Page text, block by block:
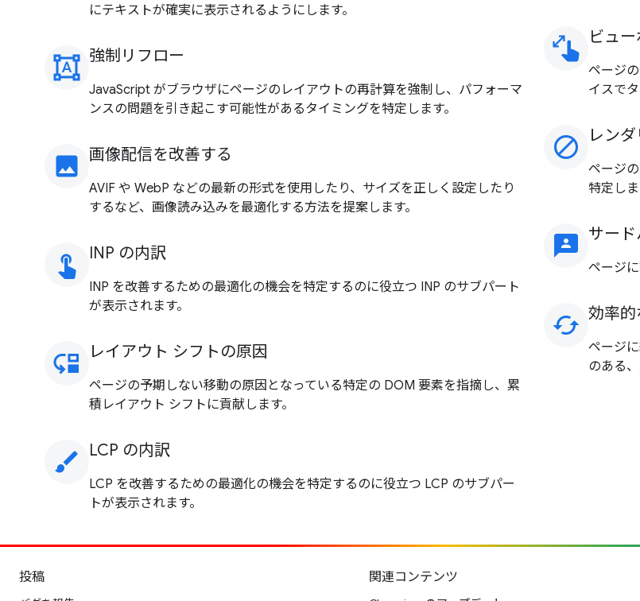
にテキストが確実に表示されるようにします。
format_shapes 強制リフロー
JavaScript がブラウザにページのレイアウトの再計算を強制し、パフォーマ
ンスの問題を引き起こす可能性があるタイミングを特定します。
image 画像配信を改善する
AVIF や WebP などの最新の形式を使用したり、サイズを正しく設定したり
するなど、画像読み込みを最適化する方法を提案します。
touch_app INP の内訳
INP を改善するための最適化の機会を特定するのに役立つ INP のサブパート
が表示されます。
move_down レイアウト シフトの原因
ページの予期しない移動の原因となっている特定の DOM 要素を指摘し、累
積レイアウト シフトに貢献します。
brush LCP の内訳
LCP を改善するための最適化の機会を特定するのに役立つ LCP のサブパー
トが表示されます。
pinch ビュ
ページ
イスで
block レン
ページ
特定しま
3p サード
ページ
cached 効率的
ページ
のある
投稿 関連コンテンツ